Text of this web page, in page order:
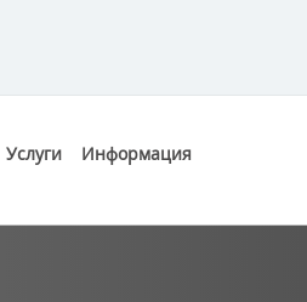
Услуги Информация